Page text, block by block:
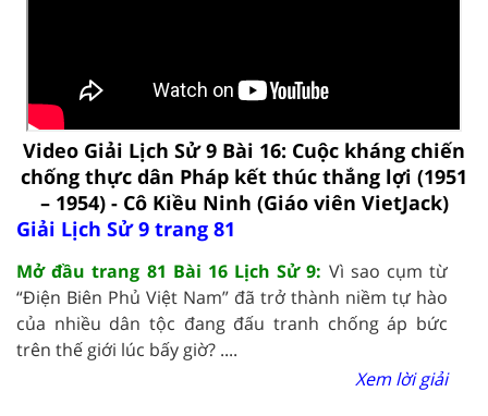
Video Giải Lịch Sử 9 Bài 16: Cuộc kháng chiến
chống thực dân Pháp kết thúc thắng lợi (1951
– 1954) - Cô Kiều Ninh (Giáo viên VietJack)
Giải Lịch Sử 9 trang 81
Mở đầu trang 81 Bài 16 Lịch Sử 9: Vì sao cụm từ
“Điện Biên Phủ Việt Nam” đã trở thành niềm tự hào
của nhiều dân tộc đang đấu tranh chống áp bức
trên thế giới lúc bấy giờ? ....
Xem lời giải